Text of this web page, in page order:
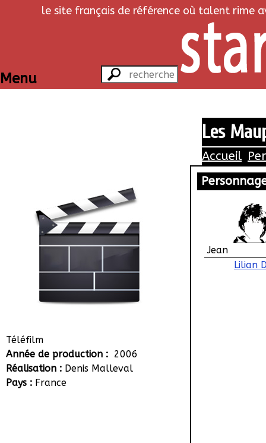
le site français de référence où talent rime
Menu
Téléfilm
Année de production : 2006
Réalisation : Denis Malleval
Pays : France
Les
Accueil
Jean
Lilian